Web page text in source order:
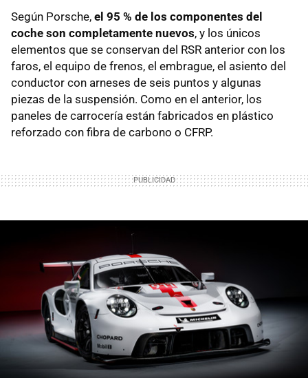
Según Porsche, el 95 % de los componentes del
coche son completamente nuevos, y los únicos
elementos que se conservan del RSR anterior con los
faros, el equipo de frenos, el embrague, el asiento del
conductor con arneses de seis puntos y algunas
piezas de la suspensión. Como en el anterior, los
paneles de carrocería están fabricados en plástico
reforzado con fibra de carbono o CFRP.